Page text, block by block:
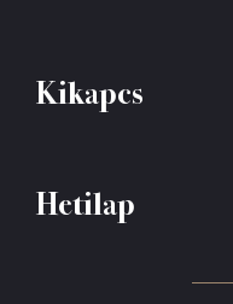
Kikapcs
Hetilap